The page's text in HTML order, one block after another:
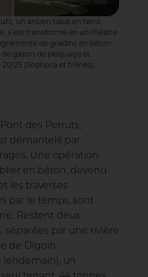
un ancien talus en terre,
s’est transformé en un théâtre
de gradins en béton.
gazon de plaquage et
25 (Sophora et frênes).
des Perruts,
démantelé par
Une opération
en béton, devenu
les traverses
par le temps, sont
Restent deux
séparées par une rivière
de Digoin.
lendemain), un